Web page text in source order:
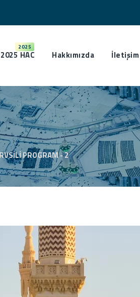
2025 HAC
2025
Hakkımızda İletişim
PROGRAM - 2